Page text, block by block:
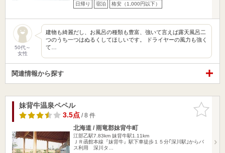
日帰り 宿泊 格安（1,000円以下）
50代～
女性
建物も綺麗だし、お風呂の種類も豊富、強いて言えば露天風呂二
つのうち一つはぬるくしてほしいです。 ドライヤーの風力も強く
て…
関連情報から探す
お気に入
りに追加
妹背牛温泉ペペル
3.5点/ 8 件
北海道 / 雨竜郡妹背牛町
江部乙駅7.83km 妹背牛駅1.11km
ＪＲ函館本線『妹背牛』駅下車徒歩１５分｢深川駅｣からバ
ス利用 深川タ…